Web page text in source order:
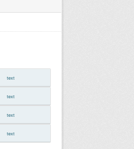
text
text
text
text